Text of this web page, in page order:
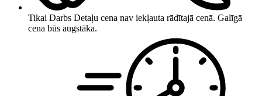
Tikai Darbs Detaļu cena nav iekļauta rādītajā cenā. Galīgā
cena būs augstāka.